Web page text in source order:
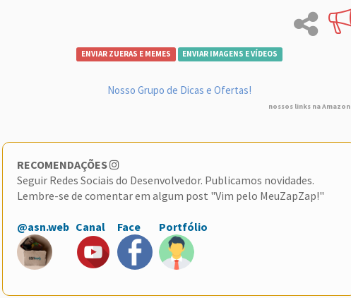
ENVIAR ZUERAS E MEMES ENVIAR IMAGENS E VÍDEOS
Nosso Grupo de Dicas e Ofertas!
nossos links na Amazon
RECOMENDAÇÕES
Seguir Redes Sociais do Desenvolvedor. Publicamos novidades.
Lembre-se de comentar em algum post "Vim pelo MeuZapZap!"
@asn.web Canal Face Portfólio